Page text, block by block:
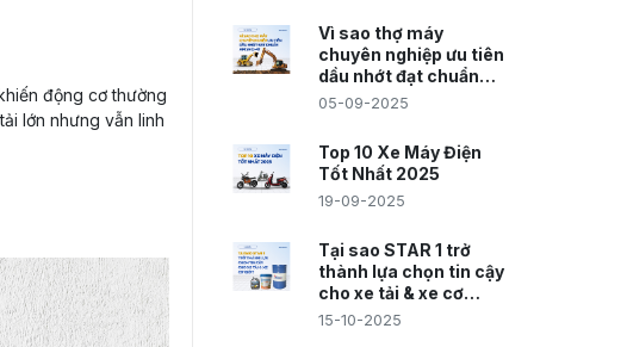
động cơ thường
lớn nhưng vẫn linh
Vì sao thợ máy
chuyên nghiệp ưu tiên
dầu nhớt đạt chuẩn
API SN CI-4?
05-09-2025
Top 10 Xe Máy Điện
Tốt Nhất 2025
19-09-2025
Tại sao STAR 1 trở
thành lựa chọn tin cậy
cho xe tải & xe cơ
giới?
15-10-2025